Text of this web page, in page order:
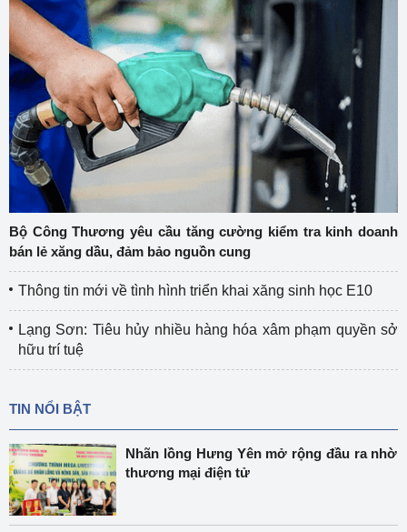
Bộ Công Thương yêu cầu tăng cường kiểm tra kinh doanh
bán lẻ xăng dầu, đảm bảo nguồn cung
Thông tin mới về tình hình triển khai xăng sinh học E10
Lạng Sơn: Tiêu hủy nhiều hàng hóa xâm phạm quyền sở
hữu trí tuệ
TIN NỔI BẬT
Nhãn lồng Hưng Yên mở rộng đầu ra nhờ
thương mại điện tử